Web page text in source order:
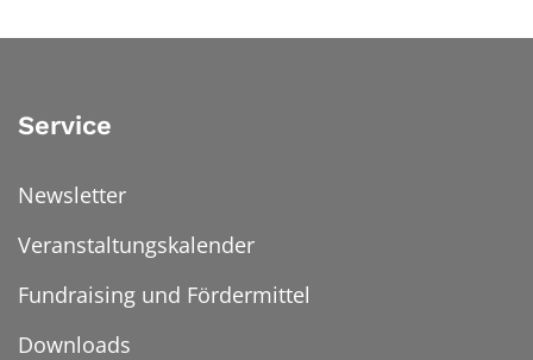
Service
Newsletter
Veranstaltungskalender
Fundraising und Fördermittel
Downloads